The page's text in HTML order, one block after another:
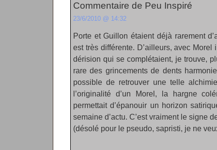
Commentaire de Peu Inspiré
23/6/2010 @ 14:32
Porte et Guillon étaient déjà rarement
est très différente. D’ailleurs, avec
dérision qui se complétaient, je trouve,
rare des grincements de dents
possible de retrouver une telle
l’originalité d’un Morel, la hargne
permettait d’épanouir un horizon
semaine d’actu. C’est vraiment le signe
(désolé pour le pseudo, sapristi, je ne